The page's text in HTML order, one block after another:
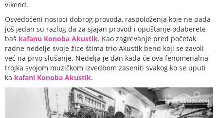
vikend.
Osvedočeni nosioci dobrog provoda, raspoloženja koje ne pada
još jedan su razlog da za sjajan provod i opuštanje odaberete
baš kafanu Konoba Akustik. Kao zagrevanje pred početak
radne nedelje svoje žice štima trio Akustik bend koji se zavoli
već na prvo slušanje. Nedelja je dan kada će ova fenomenalna
trojka svojom muzičkom izvedbom zaseniti svakog ko se uputi
ka kafani Konoba Akustik.